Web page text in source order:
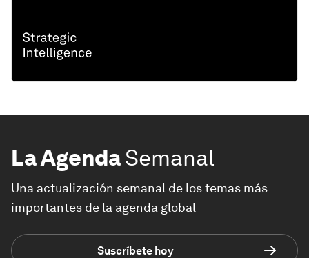
La AgendaSemanal
Una actualización semanal de los temas más
importantes de la agenda global
Suscríbete hoy